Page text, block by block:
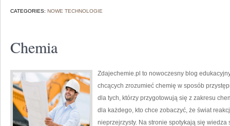
CATEGORIES: NOWE TECHNOLOGIE
Chemia
Zdajechemie.pl to nowoczesny blog
chcących zrozumieć chemię w sposób
dla tych, którzy przygotowują się z zakresu
dla każdego, kto chce zobaczyć, że świat
nieprzejrzysty. Na stronie spotykają się